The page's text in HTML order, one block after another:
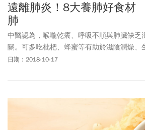
遠離肺炎！8大養肺好食材
肺
中醫認為，喉嚨乾癢、呼吸不順與肺臟缺乏
關。可多吃枇杷、蜂蜜等有助於滋陰潤燥、
吃有潤肺滋陰、潤燥止咳益處的「白色食物
日期：2018-10-17